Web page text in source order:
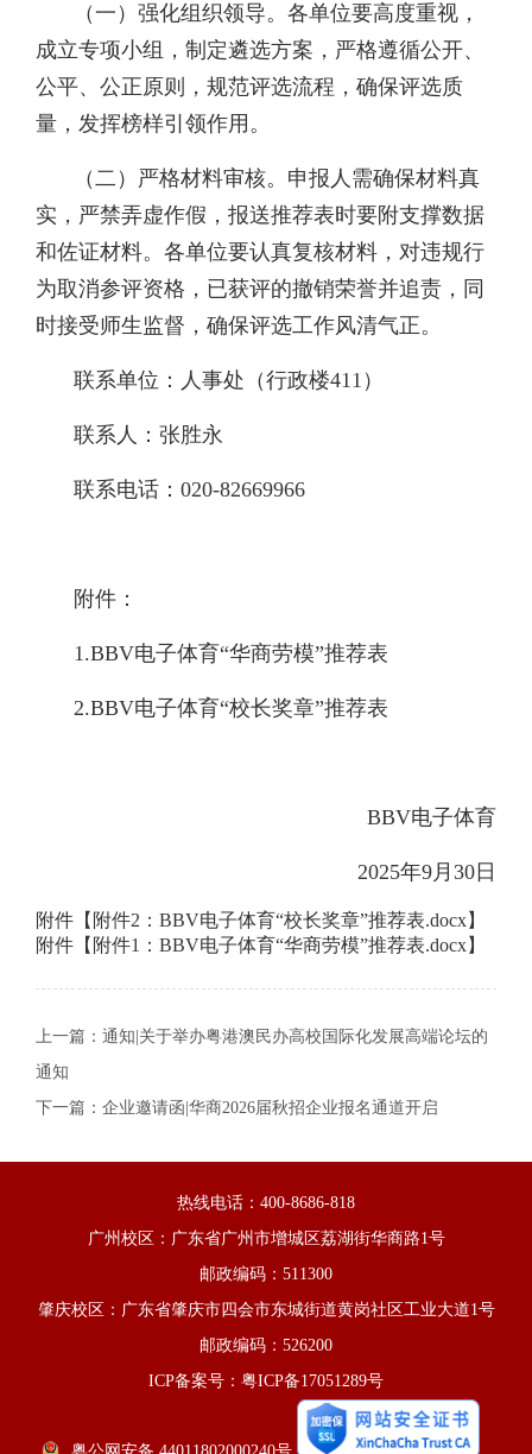
（一）强化组织领导。各单位要高度重视，
成立专项小组，制定遴选方案，严格遵循公开、
公平、公正原则，规范评选流程，确保评选质
量，发挥榜样引领作用。
（二）严格材料审核。申报人需确保材料真
实，严禁弄虚作假，报送推荐表时要附支撑数据
和佐证材料。各单位要认真复核材料，对违规行
为取消参评资格，已获评的撤销荣誉并追责，同
时接受师生监督，确保评选工作风清气正。
联系单位：人事处（行政楼411）
联系人：张胜永
联系电话：020-82669966
附件：
1.BBV电子体育“华商劳模”推荐表
2.BBV电子体育“校长奖章”推荐表
BBV电子体育
2025年9月30日
附件【 附件2：BBV电子体育“校长奖章”推荐表.docx】
附件【 附件1：BBV电子体育“华商劳模”推荐表.docx】
上一篇： 通知|关于举办粤港澳民办高校国际化发展高端论坛的
通知
下一篇： 企业邀请函|华商2026届秋招企业报名通道开启
热线电话：400-8686-818
广州校区：广东省广州市增城区荔湖街华商路1号
邮政编码：511300
肇庆校区：广东省肇庆市四会市东城街道黄岗社区工业大道1号
邮政编码：526200
ICP备案号：粤ICP备17051289号